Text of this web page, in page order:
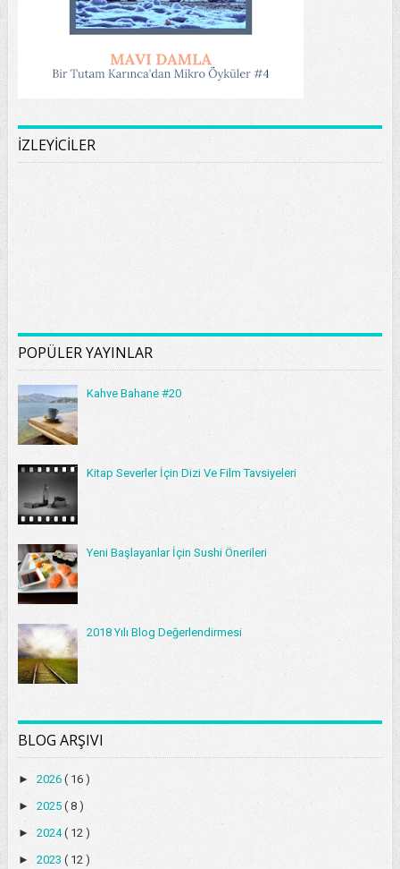
İZLEYİCİLER
POPÜLER YAYINLAR
Kahve Bahane #20
Kitap Severler İçin Dizi Ve Film Tavsiyeleri
Yeni Başlayanlar İçin Sushi Önerileri
2018 Yılı Blog Değerlendirmesi
BLOG ARŞIVI
► 2026 ( 16 )
► 2025 ( 8 )
► 2024( 12 )
► 2023 ( 12 )